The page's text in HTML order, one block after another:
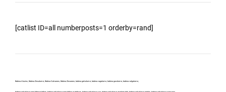
[catlist ID=all numberposts=1 orderby=rand]
Bobina Aluzinc, Bobina Zincalume, Bobina Galvanew, Bobina Zincanew, bobina galvolume, bobina vagalume, bobina gavolume, bobina valgalume,